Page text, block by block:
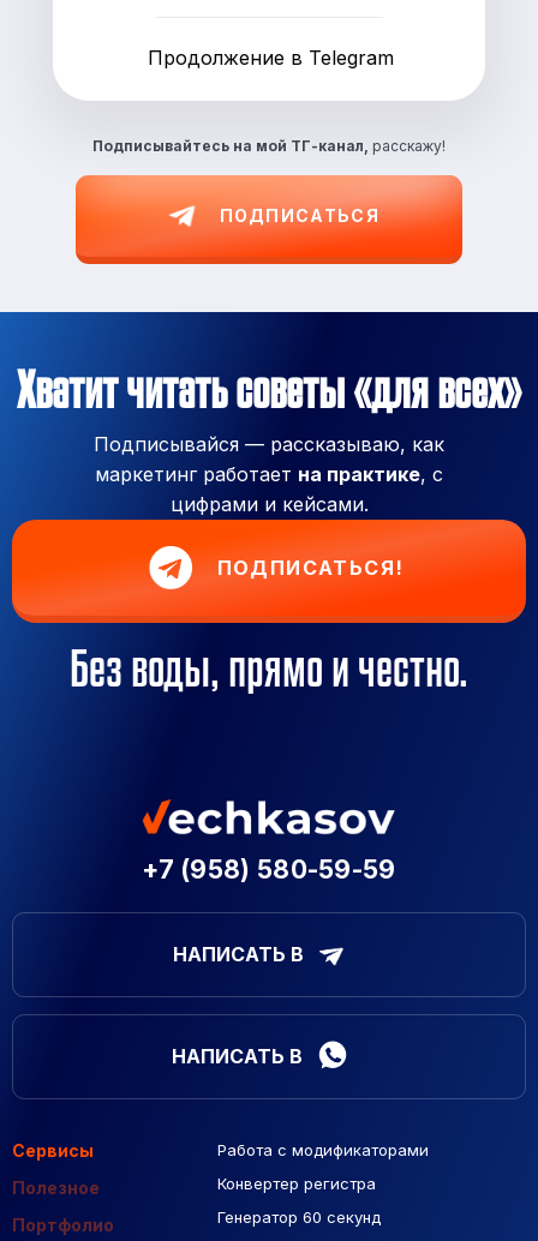
Подписывайтесь на мой ТГ-канал, расскажу!
ПОДПИСАТЬСЯ
Продолжение в Telegram
Хватит читать советы «для всех»
Подписывайся — рассказываю, как
маркетинг работает на практике, с
цифрами и кейсами.
ПОДПИСАТЬСЯ!
Без воды, прямо и честно.
+7 (958) 580-59-59
НАПИСАТЬ В
НАПИСАТЬ В
Сервисы
Полезное
Портфолио
Работа с модификаторами
Конвертер регистра
Генератор 60 секунд
Подборка сайтов
Макеты Figma
База Яндекс Карты
Созданные сайты
Контекстная реклама